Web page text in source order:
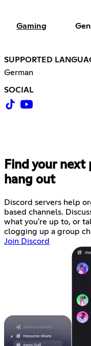
Gaming
SUPPORTED
German
SOCIAL
Find your
hang out
Discord servers help
based channels.
what you're up to, or
clogging up a group
Join Discord